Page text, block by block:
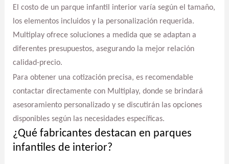
El costo de un parque infantil interior varía según el tamaño,
los elementos incluidos y la personalización requerida.
Multiplay ofrece soluciones a medida que se adaptan a
diferentes presupuestos, asegurando la mejor relación
calidad-precio.
Para obtener una cotización precisa, es recomendable
contactar directamente con Multiplay, donde se brindará
asesoramiento personalizado y se discutirán las opciones
disponibles según las necesidades específicas.
¿Qué fabricantes destacan en parques
infantiles de interior?